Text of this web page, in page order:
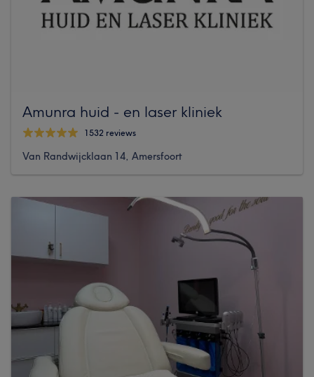
Amunra huid - en laser kliniek
1532 reviews
Van Randwijcklaan 14, Amersfoort